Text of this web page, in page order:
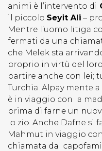
animi è l’intervento di
il piccolo Seyit Ali –
Mentre l’uomo litiga
fermati da una
che Melek sta
proprio in virtù del
partire anche con lei;
Turchia. Alpay mente
è in viaggio con la
prima di farne un
lo zio. Anche Dafne si
Mahmut in viaggio
chiamata dal